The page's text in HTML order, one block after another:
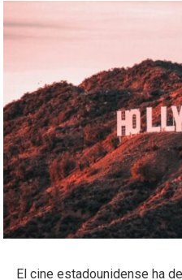
El cine estadounidense ha